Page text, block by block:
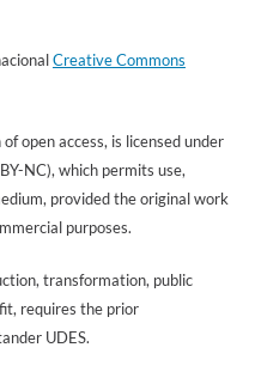
Creative Commons
open access, is licensed under
NC), which permits use,
provided the original work
purposes.
transformation, public
requires the prior
UDES.